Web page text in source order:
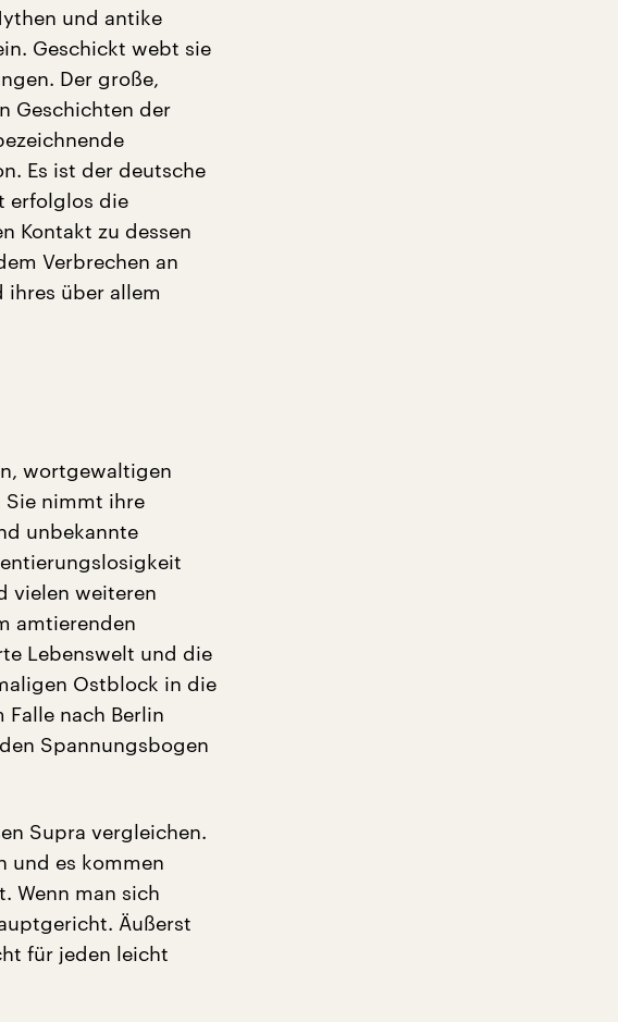
und antike
Geschickt webt sie
Der große,
Geschichten der
Es ist der deutsche
erfolglos die
Kontakt zu dessen
Verbrechen an
über allem
wortgewaltigen
Sie nimmt ihre
unbekannte
vielen weiteren
amtierenden
Lebenswelt und die
Ostblock in die
Falle nach Berlin
Spannungsbogen
Supra vergleichen.
und es kommen
Wenn man sich
Äußerst
für jeden leicht